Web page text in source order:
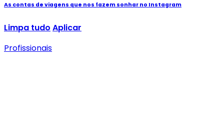
As contas de viagens que nos fazem sonhar no Instagram
Limpa tudo Aplicar
Profissionais